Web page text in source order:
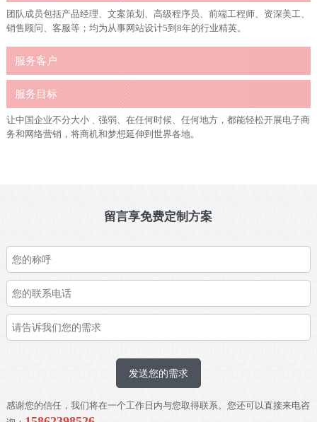
团队成员包括产品经理、文案策划、高级程序员、前端工程师、资深美工、
销售顾问、客服等；均为从事网站设计5到8年的行业精英。
服务客户
服务目标
让中国企业不分大小﹑强弱、在任何时候、任何地方，都能轻松开展电子商
务和网络营销，将商机和梦想延伸到世界各地。
留言享免费定制方案
发送您的需求
感谢您的信任，我们将在一个工作日内与您取得联系。您还可以直接来电咨